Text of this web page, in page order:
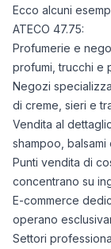
Ecco alcuni
ATECO 47.75:
Profumerie e
profumi, trucchi e
Negozi
di creme, sieri e
Vendita al
shampoo,
Punti vendita di
concentrano su
E-commerce
operano
Settori